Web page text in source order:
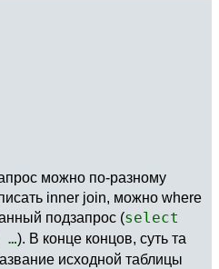
можно по-разному
inner join, можно where
подзапрос (select
…). В конце концов, суть та
исходной таблицы